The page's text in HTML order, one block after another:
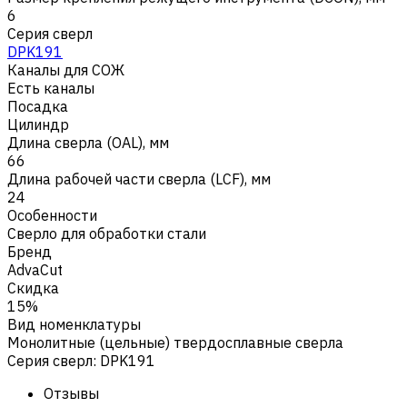
6
Серия сверл
DPK191
Каналы для СОЖ
Есть каналы
Посадка
Цилиндр
Длина сверла (OAL), мм
66
Длина рабочей части сверла (LCF), мм
24
Особенности
Сверло для обработки стали
Бренд
AdvaCut
Скидка
15%
Вид номенклатуры
Монолитные (цельные) твердосплавные сверла
Серия сверл: DPK191
Отзывы